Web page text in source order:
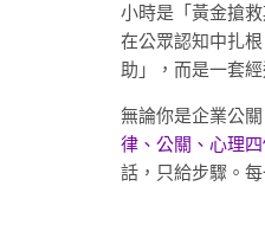
小時是「黃金搶
在公眾認知中扎
助」，而是一套
無論你是企業公
律、公關、心理
話，只給步驟。